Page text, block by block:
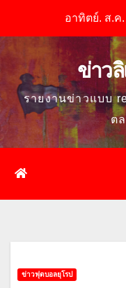
content
อาทิตย์. ส.ค.
ข่าว
รายงานข่าวแบบ
ต
ข่าวฟุตบอลยุโรป